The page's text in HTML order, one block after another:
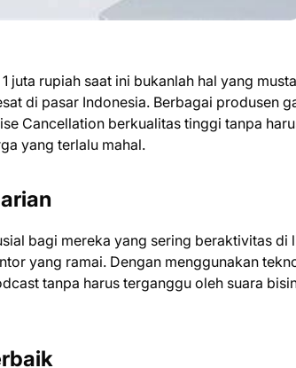
juta rupiah saat ini bukanlah hal yang
di pasar Indonesia. Berbagai produsen
Cancellation berkualitas tinggi tanpa
yang terlalu mahal.
bagi mereka yang sering beraktivitas di
yang ramai. Dengan menggunakan
tanpa harus terganggu oleh suara